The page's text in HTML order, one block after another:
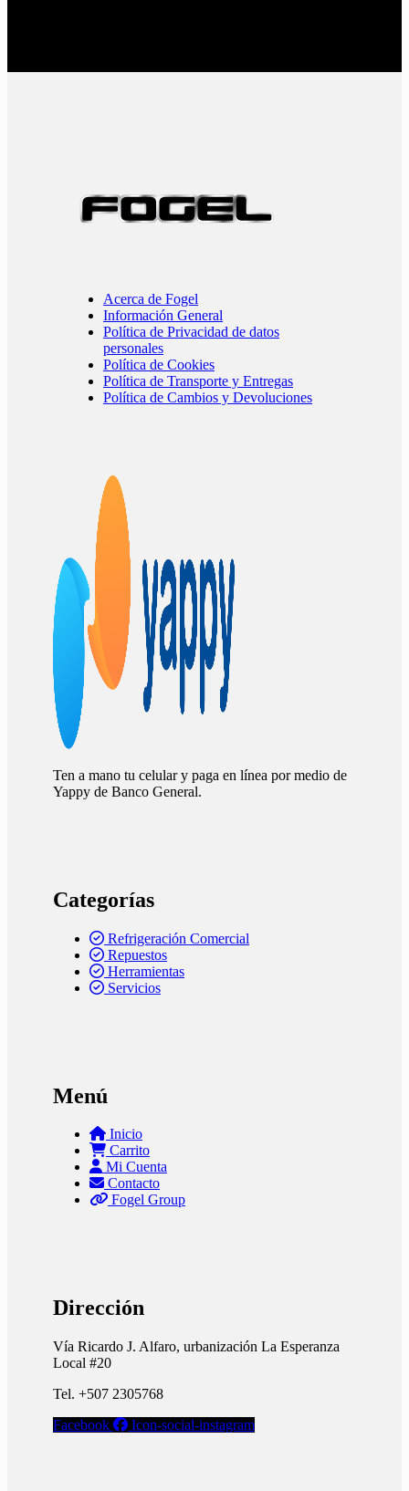
Acerca de Fogel
Información General
Política de Privacidad de datos
personales
Política de Cookies
Política de Transporte y Entregas
Política de Cambios y Devoluciones
Ten a mano tu celular y paga en línea por medio de
Yappy de Banco General.
Categorías
Refrigeración Comercial
Repuestos
Herramientas
Servicios
Menú
Inicio
Carrito
Mi Cuenta
Contacto
Fogel Group
Dirección
Vía Ricardo J. Alfaro, urbanización La Esperanza
Local #20
Tel. +507 2305768
Facebook
Icon-social-instagram